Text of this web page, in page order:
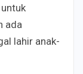
ada
lahir anak-